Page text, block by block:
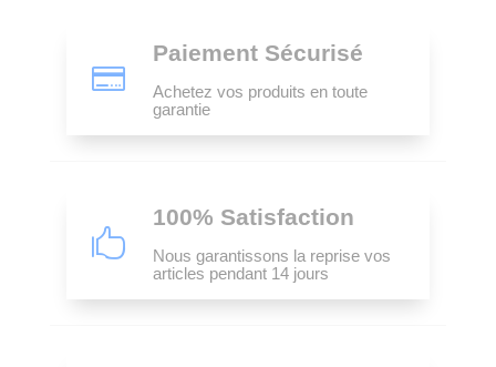

Paiement Sécurisé
Achetez vos produits en toute
garantie

100% Satisfaction
Nous garantissons la reprise vos
articles pendant 14 jours